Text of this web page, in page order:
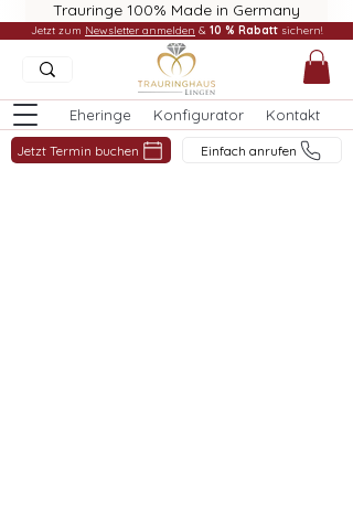
Trauringe 100% Made in Germany
Eheringe Konfigurator Kontakt
Jetzt Termin buchen Einfach anrufen
Jetzt zum Newsletter anmelden & 10 % Rabatt sichern!